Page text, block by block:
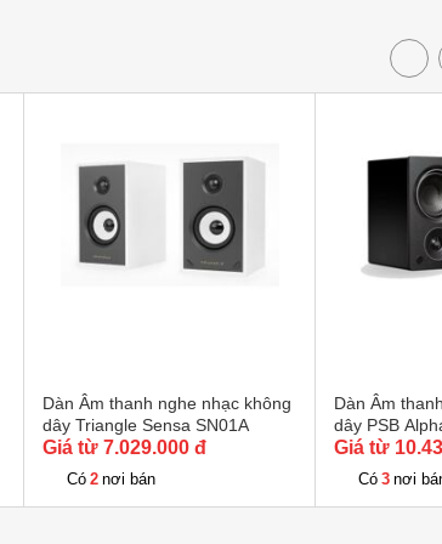
Dàn Âm thanh nghe nhạc không
dây Triangle Sensa SN01A
Giá từ 7.029.000 đ
Có 2 nơi bán
Dàn Âm
dây PSB
Giá từ
Có 3 nơi